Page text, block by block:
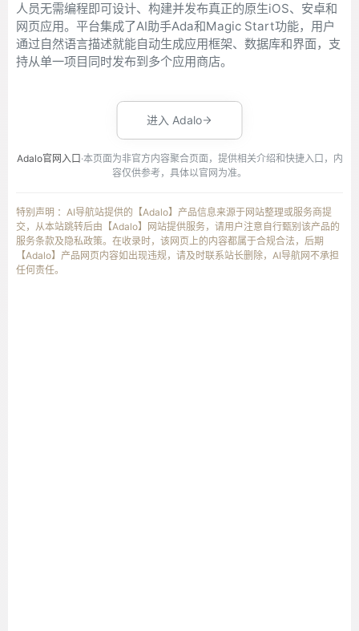
人员无需编程即可设计、构建并发布真正的原生iOS、安卓和
网页应用。平台集成了AI助手Ada和Magic Start功能，用户
通过自然语言描述就能自动生成应用框架、数据库和界面，支
持从单一项目同时发布到多个应用商店。
进入 Adalo
Adalo官网入口 ·本页面为非官方内容聚合页面，提供相关介绍和快捷入口，内
容仅供参考，具体以官网为准。
特别声明 ：AI导航站提供的【Adalo】产品信息来源于网站整理或服务商提
交，从本站跳转后由【Adalo】网站提供服务，请用户注意自行甄别该产品的
服务条款及隐私政策。在收录时，该网页上的内容都属于合规合法，后期
【Adalo】产品网页内容如出现违规，请及时联系站长删除，AI导航网不承担
任何责任。